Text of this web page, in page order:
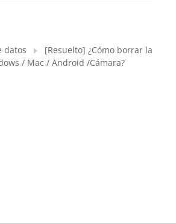
datos
[Resuelto] ¿Cómo borrar la
/ Mac / Android /Cámara?